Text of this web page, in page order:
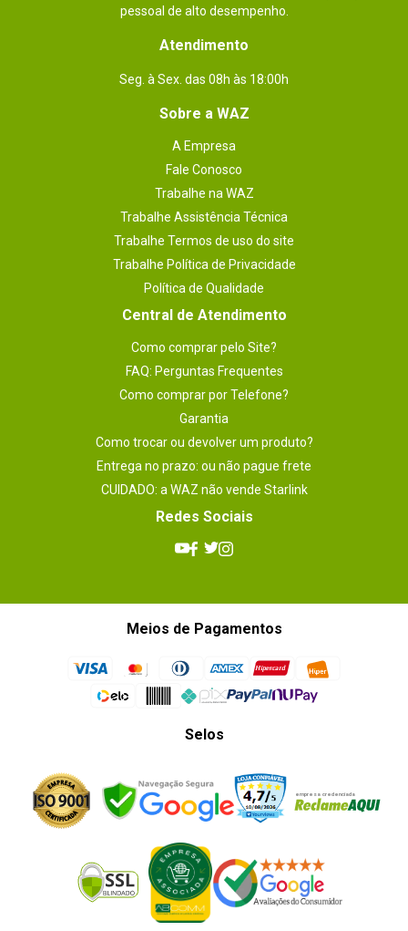
pessoal de alto desempenho.
Atendimento
Seg. à Sex. das 08h às 18:00h
Sobre a WAZ
A Empresa
Fale Conosco
Trabalhe na WAZ
Trabalhe Assistência Técnica
Trabalhe Termos de uso do site
Trabalhe Política de Privacidade
Política de Qualidade
Central de Atendimento
Como comprar pelo Site?
FAQ: Perguntas Frequentes
Como comprar por Telefone?
Garantia
Como trocar ou devolver um produto?
Entrega no prazo: ou não pague frete
CUIDADO: a WAZ não vende Starlink
Redes Sociais
Meios de Pagamentos
Selos